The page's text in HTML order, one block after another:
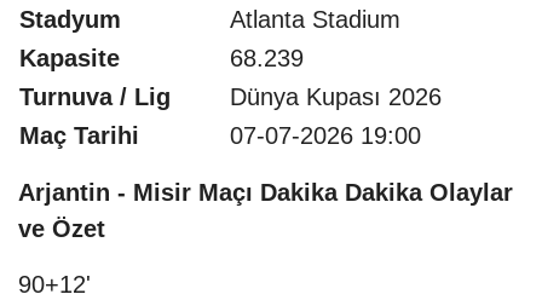
Stadyum
Atlanta Stadium
Kapasite
68.239
Turnuva / Lig
Dünya Kupası 2026
Maç Tarihi
07-07-2026 19:00
Arjantin - Misir Maçı Dakika Dakika Olaylar
ve Özet
90+12'